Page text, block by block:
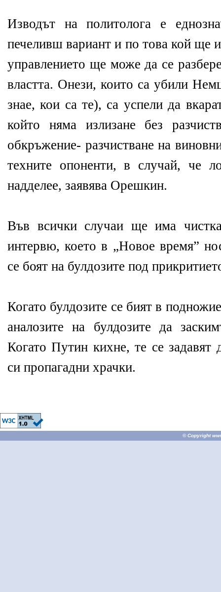
Изводът на политолога е
печеливш вариант и по това кой ще
управлението ще може да се
властта. Онези, които са убили
знае, кои са те), са успели да
който няма излизане без
обкръжение- разчистване на
техните опоненти, в случай, че
надделее, заявява Орешкин.
Във всички случаи ще има
интервю, което в „Новое время”
се боят на булдозите под
Когато булдозите се бият в
аналозите на булдозите да
Когато Путин кихне, те се задавят
си пропагадни храчки.
© Copyright